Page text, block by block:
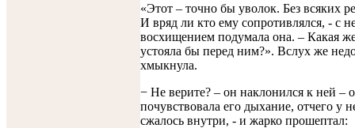
«Этот – точно бы уволок. Без всяких
И вряд ли кто ему сопротивлялся, - с
восхищением подумала она. – Какая
устояла бы перед ним?». Вслух же
хмыкнула.
− Не верите? – он наклонился к ней –
почувствовала его дыхание, отчего у
сжалось внутри, - и жарко прошептал: